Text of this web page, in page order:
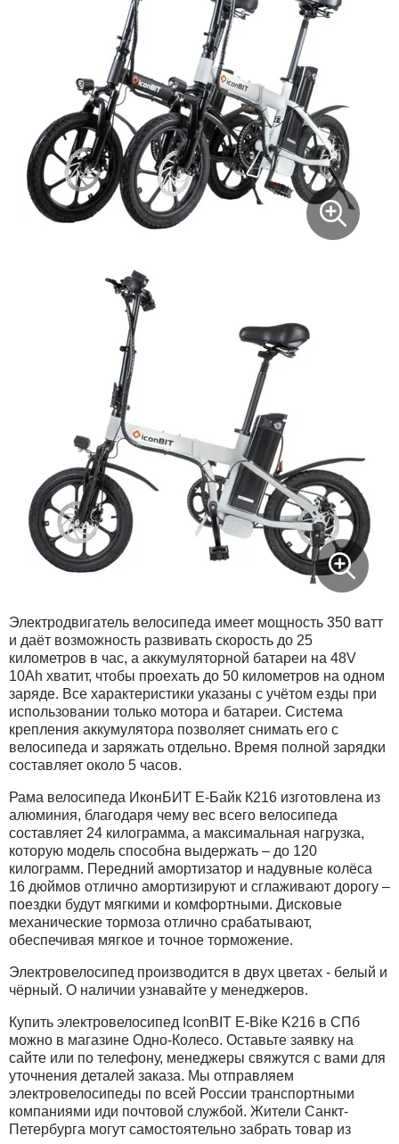
Zaxboard
Сянчу
Электродвигатель велосипеда имеет мощность 350 ватт
и даёт возможность развивать скорость до 25
километров в час, а аккумуляторной батареи на 48V
10Ah хватит, чтобы проехать до 50 километров на одном
заряде. Все характеристики указаны с учётом езды при
использовании только мотора и батареи. Система
крепления аккумулятора позволяет снимать его с
велосипеда и заряжать отдельно. Время полной зарядки
составляет около 5 часов.
Рама велосипеда ИконБИТ Е-Байк К216 изготовлена из
алюминия, благодаря чему вес всего велосипеда
составляет 24 килограмма, а максимальная нагрузка,
которую модель способна выдержать – до 120
килограмм. Передний амортизатор и надувные колёса
16 дюймов отлично амортизируют и сглаживают дорогу –
поездки будут мягкими и комфортными. Дисковые
механические тормоза отлично срабатывают,
обеспечивая мягкое и точное торможение.
Электровелосипед производится в двух цветах - белый и
чёрный. О наличии узнавайте у менеджеров.
Купить электровелосипед IconBIT E-Bike K216 в СПб
можно в магазине Одно-Колесо. Оставьте заявку на
сайте или по телефону, менеджеры свяжутся с вами для
уточнения деталей заказа. Мы отправляем
электровелосипеды по всей России транспортными
компаниями иди почтовой службой. Жители Санкт-
Петербурга могут самостоятельно забрать товар из